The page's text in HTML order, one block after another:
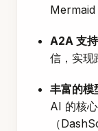
Mermaid
A2A 支持
信，实现
丰富的模
AI 的核
（